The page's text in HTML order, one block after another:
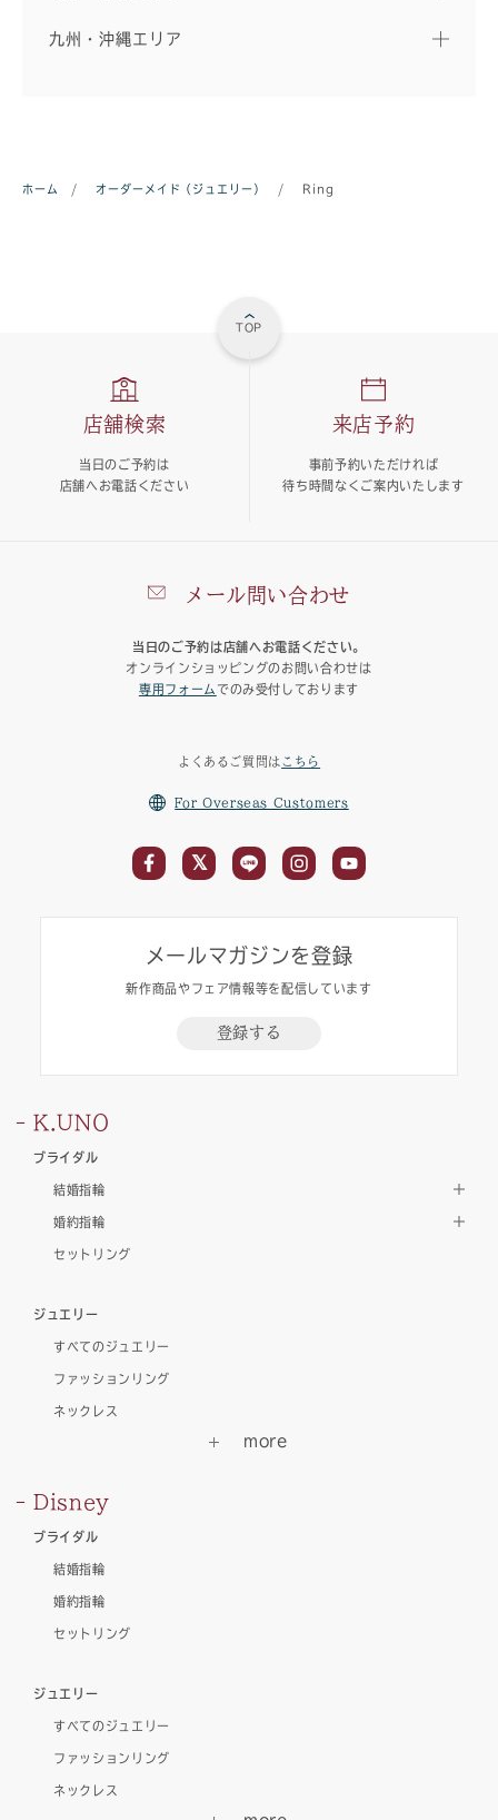
九州・沖縄エリア
ホーム / オーダーメイド（ジュエリー） / Ring
TOP
メール問い合わせ
当日のご予約は店舗へお電話ください。
オンラインショッピングのお問い合わせは
専用フォーム でのみ受付しております
店舗検索
当日のご予約は
店舗へお電話ください
来店予約
事前予約いただければ
待ち時間なくご案内いたします
よくあるご質問は こちら
For Overseas Customers
メールマガジンを登録
新作商品やフェア情報等を配信しています
登録する
K.UNO
ブライダル
結婚指輪
婚約指輪
セットリング
ジュエリー
すべてのジュエリー
ファッションリング
ネックレス
Disney
ブライダル
結婚指輪
婚約指輪
セットリング
ジュエリー
すべてのジュエリー
ファッションリング
ネックレス